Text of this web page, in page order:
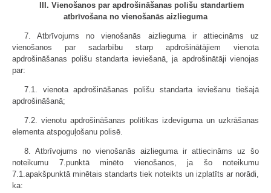
III. Vienošanos par apdrošināšanas polišu standartiem
atbrīvošana no vienošanās aizlieguma
7. Atbrīvojums no vienošanās aizlieguma ir attiecināms uz
vienošanos par sadarbību starp apdrošinātājiem vienota
apdrošināšanas polišu standarta ieviešanā, ja apdrošinātāji vienojas
par:
7.1. vienota apdrošināšanas polišu standarta ieviešanu tiešajā
apdrošināšanā;
7.2. vienotu apdrošināšanas politikas izdevīguma un uzkrāšanas
elementa atspoguļošanu polisē.
8. Atbrīvojums no vienošanās aizlieguma ir attiecināms uz šo
noteikumu 7.punktā minēto vienošanos, ja šo noteikumu
7.1.apakšpunktā minētais standarts tiek noteikts un izplatīts ar norādi,
ka: